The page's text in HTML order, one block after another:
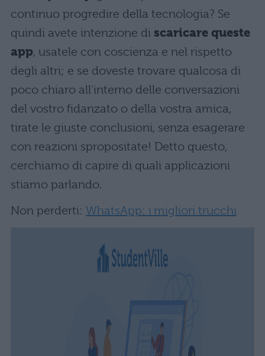
continuo progredire della tecnologia? Se
quindi avete intenzione di scaricare queste
app, usatele con coscienza e nel rispetto
degli altri; e se doveste trovare qualcosa di
poco chiaro all'interno delle conversazioni
del vostro fidanzato o della vostra amica,
tirate le giuste conclusioni, senza esagerare
con reazioni spropositate! Detto questo,
cerchiamo di capire di quali applicazioni
stiamo parlando.
Non perderti: WhatsApp: i migliori trucchi